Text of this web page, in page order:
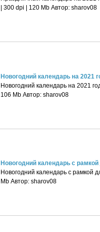
| 300 dpi | 120 Mb Автор: sharov08
Новогодний календарь на 2021
Новогодний календарь на 2021
106 Mb Автор: sharov08
Новогодний календарь с
Новогодний календарь с рамкой
Mb Автор: sharov08